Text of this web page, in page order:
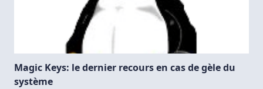
Ubuntu
12.04
Magic Keys: le dernier recours en cas de gèle du
système